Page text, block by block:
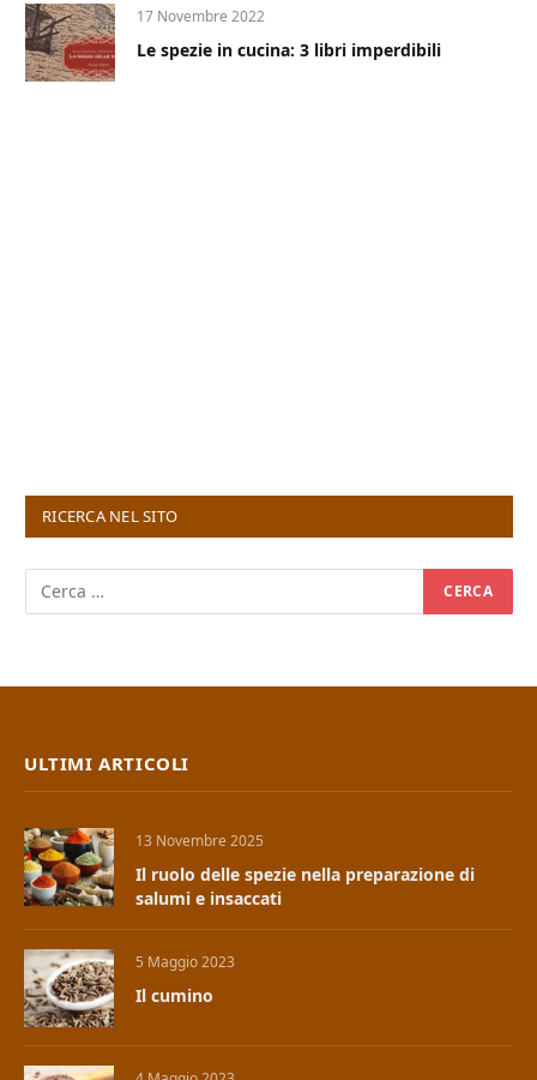
17 Novembre 2022
Le spezie in cucina: 3 libri imperdibili
RICERCA NEL SITO
ULTIMI ARTICOLI
13 Novembre 2025
Il ruolo delle spezie nella preparazione di
salumi e insaccati
5 Maggio 2023
Il cumino